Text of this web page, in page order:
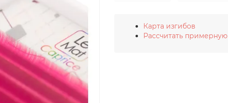
Карта изгибов
Рассчитать